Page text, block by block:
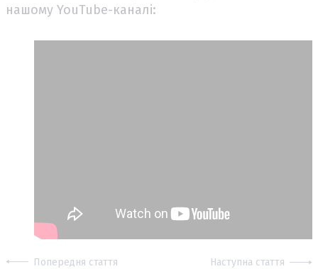
нашому YouTube-каналі:
Попередня стаття Наступна стаття